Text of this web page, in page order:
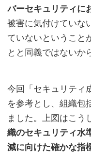
バーセキュリティに
被害に気付けていな
ていないということ
とと同義ではないか
今回「セキュリティ
を参考とし、組織包
ました。上図はこう
織のセキュリティ水
減に向けた確かな指